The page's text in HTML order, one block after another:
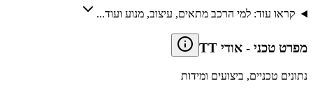
קראו עוד: למי הרכב מתאים, עיצוב, מנוע ועוד...
מפרט טכני - אודי TT
נתונים טכניים, ביצועים ומידות